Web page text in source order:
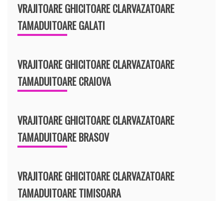
VRAJITOARE GHICITOARE CLARVAZATOARE
TAMADUITOARE GALATI
VRAJITOARE GHICITOARE CLARVAZATOARE
TAMADUITOARE CRAIOVA
VRAJITOARE GHICITOARE CLARVAZATOARE
TAMADUITOARE BRASOV
VRAJITOARE GHICITOARE CLARVAZATOARE
TAMADUITOARE TIMISOARA